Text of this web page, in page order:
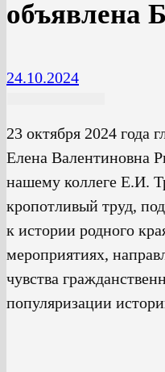
объявлена
24.10.2024
23 октября 2024 года
Елена Валентиновна
нашему коллеге Е.И.
кропотливый труд,
к истории родного
мероприятиях,
чувства
популяризации